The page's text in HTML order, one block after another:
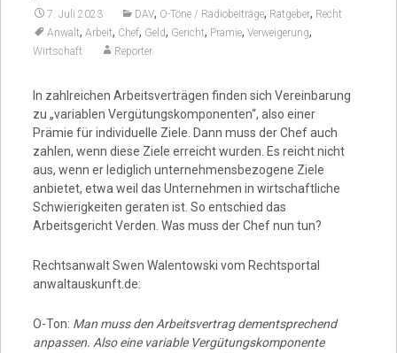
7. Juli 2023 DAV, O-Töne / Radiobeiträge, Ratgeber, Recht
Anwalt, Arbeit, Chef, Geld, Gericht, Prämie, Verweigerung,
Wirtschaft Reporter
In zahlreichen Arbeitsverträgen finden sich Vereinbarung
zu „variablen Vergütungskomponenten“, also einer
Prämie für individuelle Ziele. Dann muss der Chef auch
zahlen, wenn diese Ziele erreicht wurden. Es reicht nicht
aus, wenn er lediglich unternehmensbezogene Ziele
anbietet, etwa weil das Unternehmen in wirtschaftliche
Schwierigkeiten geraten ist. So entschied das
Arbeitsgericht Verden. Was muss der Chef nun tun?
Rechtsanwalt Swen Walentowski vom Rechtsportal
anwaltauskunft.de:
O-Ton: Man muss den Arbeitsvertrag dementsprechend
anpassen. Also eine variable Vergütungskomponente